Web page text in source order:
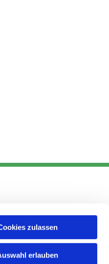
zulassen
erlauben